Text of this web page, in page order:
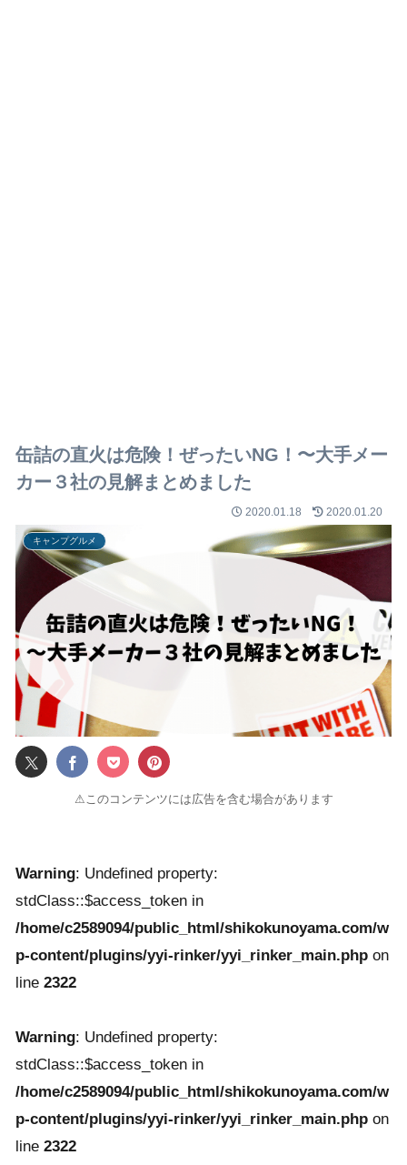
缶詰の直火は危険！ぜったいNG！〜大手メー
カー３社の見解まとめました
2020.01.18 2020.01.20
キャンプグルメ
⚠このコンテンツには広告を含む場合があります
Warning: Undefined property:
stdClass::$access_token in
/home/c2589094/public_html/shikokunoyama.com/w
p-content/plugins/yyi-rinker/yyi_rinker_main.php on
line 2322
Warning: Undefined property:
stdClass::$access_token in
/home/c2589094/public_html/shikokunoyama.com/w
p-content/plugins/yyi-rinker/yyi_rinker_main.php on
line 2322